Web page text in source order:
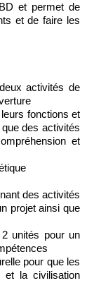
et permet de
et de faire les
activités de
fonctions et
des activités
et
des activités
projet ainsi que
unités pour un
pour que les
et la civilisation